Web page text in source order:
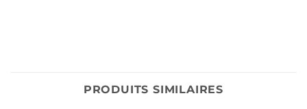
PRODUITS SIMILAIRES